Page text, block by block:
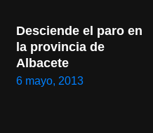
Desciende el paro en
la provincia de
Albacete
6 mayo, 2013